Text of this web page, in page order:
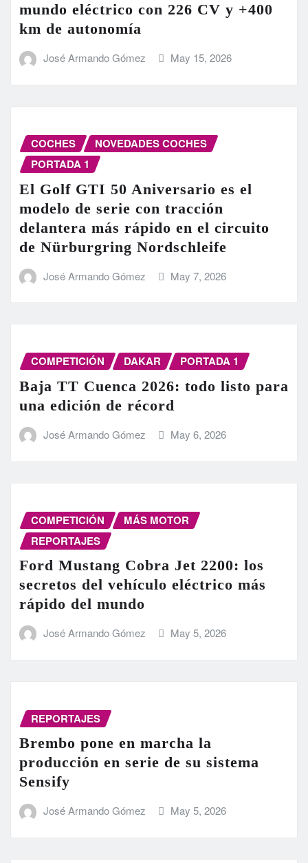
mundo eléctrico con 226 CV y +400
km de autonomía
José Armando Gómez May 15, 2026
COCHES
NOVEDADES COCHES
PORTADA 1
El Golf GTI 50 Aniversario es el
modelo de serie con tracción
delantera más rápido en el circuito
de Nürburgring Nordschleife
José Armando Gómez May 7, 2026
COMPETICIÓN DAKAR PORTADA 1
Baja TT Cuenca 2026: todo listo para
una edición de récord
José Armando Gómez May 6, 2026
COMPETICIÓN
MÁS MOTOR
REPORTAJES
Ford Mustang Cobra Jet 2200: los
secretos del vehículo eléctrico más
rápido del mundo
José Armando Gómez May 5, 2026
REPORTAJES
Brembo pone en marcha la
producción en serie de su sistema
Sensify
José Armando Gómez May 5, 2026